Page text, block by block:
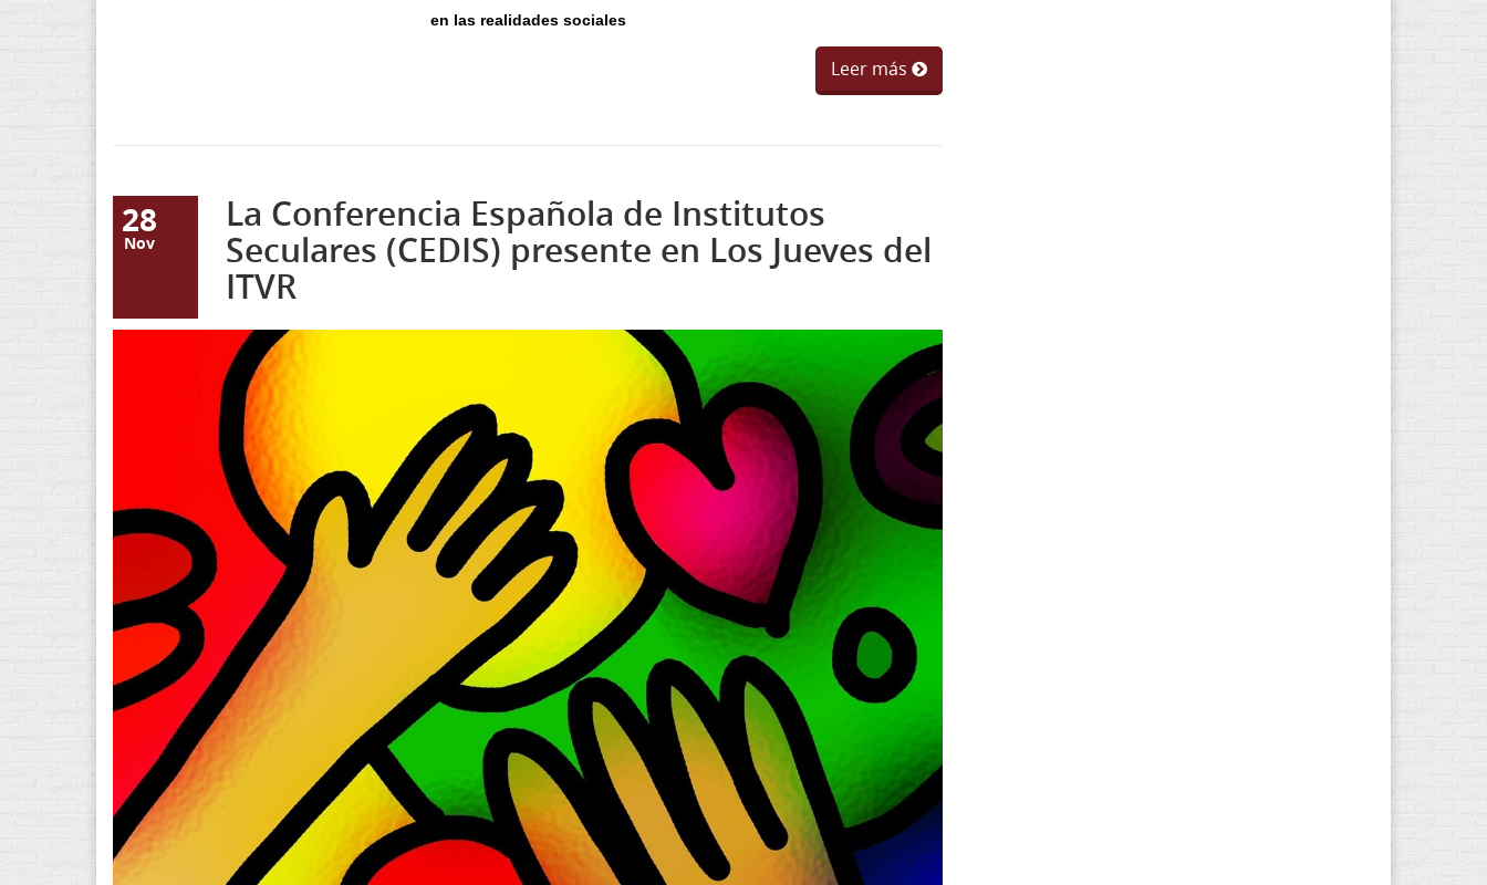
en las realidades sociales
Leer más
28
Nov
La Conferencia Española de Institutos
Seculares (CEDIS) presente en Los Jueves del
ITVR
f9de0caf-087e-428b-96e2-9e7c5044f772.jpg